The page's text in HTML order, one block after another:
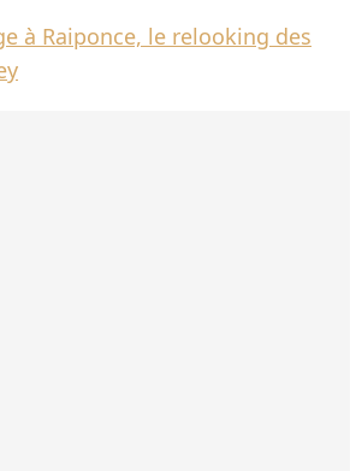
à Raiponce, le relooking des